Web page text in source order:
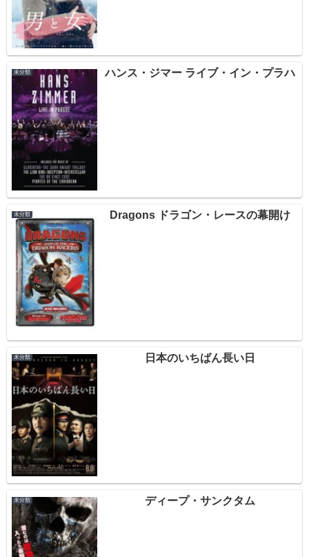
未分類 ハンス・ジマー ライブ・イン・プラハ
未分類 Dragons ドラゴン・レースの幕開け
未分類 日本のいちばん長い日
未分類 ディープ・サンクタム